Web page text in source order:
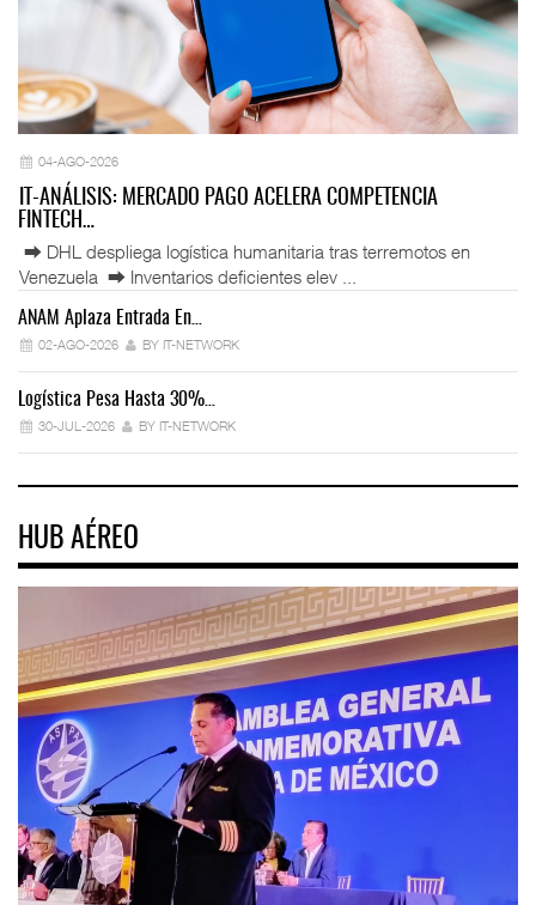
04-AGO-2026
IT-ANÁLISIS: MERCADO PAGO ACELERA COMPETENCIA
FINTECH…
⮕ DHL despliega logística humanitaria tras terremotos en
Venezuela ⮕ Inventarios deficientes elev ...
ANAM Aplaza Entrada En…
02-AGO-2026 BY IT-NETWORK
Logística Pesa Hasta 30%…
30-JUL-2026 BY IT-NETWORK
HUB AÉREO